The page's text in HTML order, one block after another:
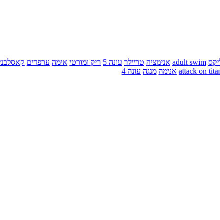
adult swim אנימציה טריילר עונה 5 ריק ומורטי אימה ערפדים
attack on אנימה מנגה עונה 4